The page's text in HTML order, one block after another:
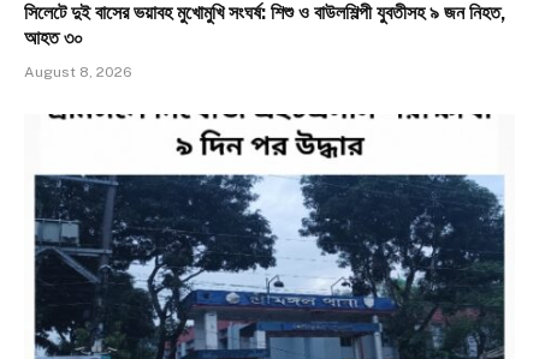
সিলেটে দুই বাসের ভয়াবহ মুখোমুখি সংঘর্ষ: শিশু ও বাউলশিল্পী যুবতীসহ ৯ জন নিহত,
আহত ৩০
August 8, 2026